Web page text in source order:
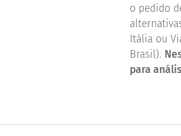
o pedido
Itália ou
Brasil).
para